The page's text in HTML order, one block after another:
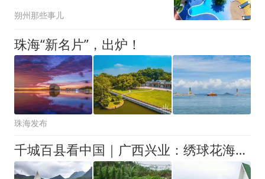
朔州那些事儿
珠海“新名片”，出炉！
珠海发布
千城百县看中国｜广西兴业：绣球花海迎盛放